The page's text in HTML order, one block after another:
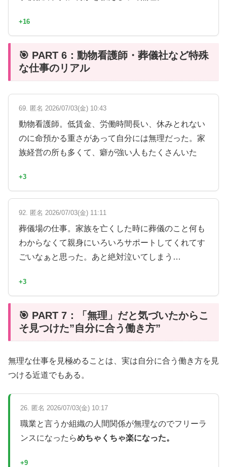
+16
🎯 PART 6：動物看護師・葬儀社など特殊
な仕事のリアル
69. 匿名 2026/07/03(金) 10:43
動物看護師。低賃金、労働時間長い、休みとれない
のに命預かる重さがあって自分には無理だった。家
族経営の所も多くて、癖が強い人もたくさんいた
+3
92. 匿名 2026/07/03(金) 11:11
葬儀場の仕事。家族を亡くした時に葬儀のこと何も
わからなくて親身にいろいろサポートしてくれてす
ごいなぁと思った。あと絶対泣いてしまう…
+3
🎯 PART 7：「無理」だと気づいたからこ
そ見つけた”自分に合う働き方”
無理な仕事を見極めることは、実は自分に合う働き方を見
つける近道でもある。
26. 匿名 2026/07/03(金) 10:17
職業と言うか組織の人間関係が無理なのでフリーラ
ンスになったらめちゃくちゃ楽になった。
+9